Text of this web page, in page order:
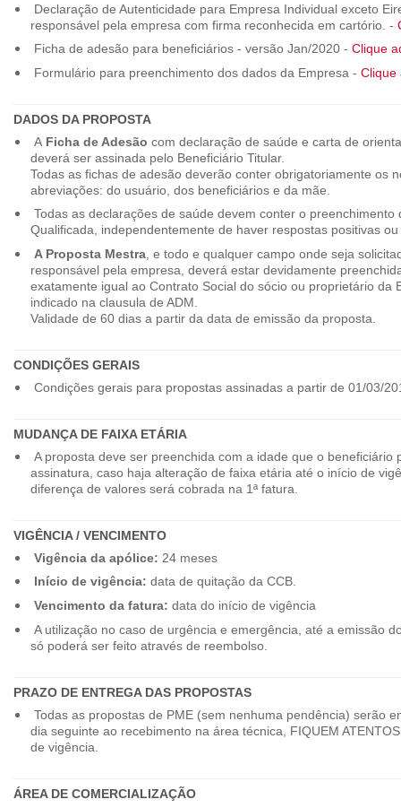
Declaração de Autenticidade para Empresa Individual exceto
responsável pela empresa com firma reconhecida em cartório. -
Ficha de adesão para beneficiários - versão Jan/2020 - Clique
Formulário para preenchimento dos dados da Empresa - Clique
DADOS DA PROPOSTA
A Ficha de Adesão com declaração de saúde e carta de
deverá ser assinada pelo Beneficiário Titular.
Todas as fichas de adesão deverão conter obrigatoriamente os
abreviações: do usuário, dos beneficiários e da mãe.
Todas as declarações de saúde devem conter o preenchimento
Qualificada, independentemente de haver respostas positivas ou
A Proposta Mestra, e todo e qualquer campo onde seja
responsável pela empresa, deverá estar devidamente
exatamente igual ao Contrato Social do sócio ou proprietário da
indicado na clausula de ADM.
Validade de 60 dias a partir da data de emissão da proposta.
CONDIÇÕES GERAIS
Condições gerais para propostas assinadas a partir de 01/03/
MUDANÇA DE FAIXA ETÁRIA
A proposta deve ser preenchida com a idade que o beneficiário
assinatura, caso haja alteração de faixa etária até o início de
diferença de valores será cobrada na 1ª fatura.
VIGÊNCIA / VENCIMENTO
Vigência da apólice: 24 meses
Início de vigência: data de quitação da CCB.
Vencimento da fatura: data do início de vigência
A utilização no caso de urgência e emergência, até a emissão
só poderá ser feito através de reembolso.
PRAZO DE ENTREGA DAS PROPOSTAS
Todas as propostas de PME (sem nenhuma pendência) serão
dia seguinte ao recebimento na área técnica, FIQUEM
de vigência.
ÁREA DE COMERCIALIZAÇÃO